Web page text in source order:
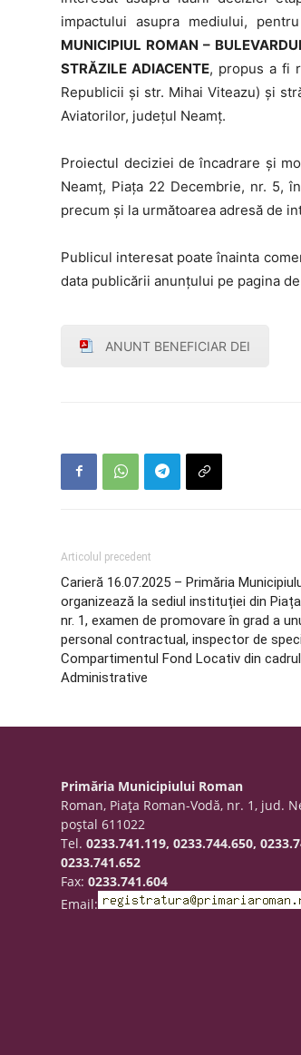
impactului asupra mediului,
MUNICIPIUL ROMAN –
STRĂZILE ADIACENTE, propus a fi
Republicii și str. Mihai Viteazu) și
Aviatorilor, județul Neamț.
Proiectul deciziei de încadrare şi
Neamț, Piața 22 Decembrie, nr. 5,
precum şi la următoarea adresă de
Publicul interesat poate înainta
data publicării anunţului pe pagina
ANUNT BENEFICIAR DEI
Articolul precedent
Carieră 16.07.2025 – Primăria
organizează la sediul instituției din
nr. 1, examen de promovare în grad a
personal contractual, inspector de
Compartimentul Fond Locativ din
Administrative
Primăria Municipiului Roman
Roman, Piaţa Roman-Vodă, nr. 1, jud.
poştal 611022
Tel.0233.741.119, 0233.744.650,
0233.741.652
Fax:0233.741.604
Email: